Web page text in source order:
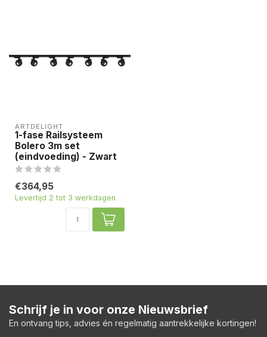
ARTDELIGHT
1-fase Railsysteem
Bolero 3m set
(eindvoeding) - Zwart
€364,95
Levertijd 2 tot 3 werkdagen
Schrijf je in voor onze Nieuwsbrief
En ontvang tips, advies én regelmatig aantrekkelijke kortingen!